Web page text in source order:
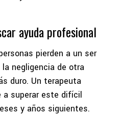
ayuda profesional
pierden a un ser
la negligencia de otra
duro. Un terapeuta
a superar este difícil
y años siguientes.